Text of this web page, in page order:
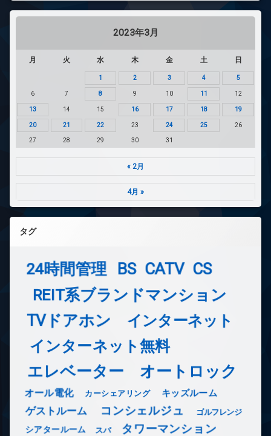
2023年3月
月 火 水 木 金 土 日
1 2 3 4 5
6 7 8 9 10 11 12
13 14 15 16 17 18 19
20 21 22 23 24 25 26
27 28 29 30 31
« 2月
4月 »
タグ
24時間管理 BS CATV CS
REIT系ブランドマンション
TVドアホン インターネット
インターネット無料
エレベーター オートロック
オール電化 カーシェアリング キッズルーム
ゲストルーム コンシェルジュ ゴルフレンジ
シアタールーム スパ タワーマンション